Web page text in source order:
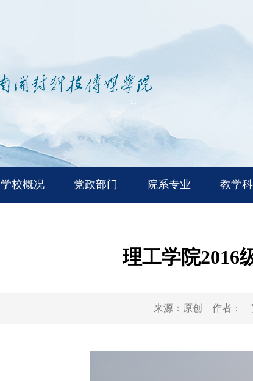
学校概况 党政部门 院系专业 教学
理工学院2016
来源： 原创 作者：